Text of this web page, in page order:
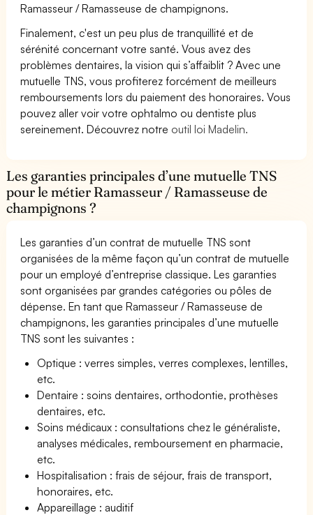
Ramasseur / Ramasseuse de champignons.
Finalement, c'est un peu plus de tranquillité et de
sérénité concernant votre santé. Vous avez des
problèmes dentaires, la vision qui s’affaiblit ? Avec une
mutuelle TNS, vous profiterez forcément de meilleurs
remboursements lors du paiement des honoraires. Vous
pouvez aller voir votre ophtalmo ou dentiste plus
sereinement. Découvrez notre outil loi Madelin.
Les garanties principales d’une mutuelle TNS
pour le métier Ramasseur / Ramasseuse de
champignons ?
Les garanties d’un contrat de mutuelle TNS sont
organisées de la même façon qu’un contrat de mutuelle
pour un employé d’entreprise classique. Les garanties
sont organisées par grandes catégories ou pôles de
dépense. En tant que Ramasseur / Ramasseuse de
champignons, les garanties principales d’une mutuelle
TNS sont les suivantes :
Optique : verres simples, verres complexes, lentilles,
etc.
Dentaire : soins dentaires, orthodontie, prothèses
dentaires, etc.
Soins médicaux : consultations chez le généraliste,
analyses médicales, remboursement en pharmacie,
etc.
Hospitalisation : frais de séjour, frais de transport,
honoraires, etc.
Appareillage : auditif